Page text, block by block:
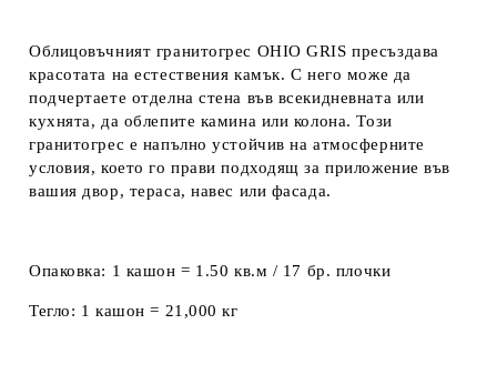
Облицовъчният гранитогрес OHIO GRIS пресъздава
красотата на естествения камък. С него може да
подчертаете отделна стена във всекидневната или
кухнята, да облепите камина или колона. Този
гранитогрес е напълно устойчив на атмосферните
условия, което го прави подходящ за приложение във
вашия двор, тераса, навес или фасада.
Опаковка: 1 кашон = 1.50 кв.м / 17 бр. плочки
Тегло: 1 кашон = 21,000 кг